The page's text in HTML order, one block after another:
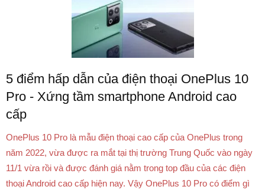
5 điểm hấp dẫn của điện thoại OnePlus 10
Pro - Xứng tầm smartphone Android cao
cấp
OnePlus 10 Pro là mẫu điện thoại cao cấp của OnePlus trong
năm 2022, vừa được ra mắt tại thị trường Trung Quốc vào ngày
11/1 vừa rồi và được đánh giá nằm trong top đầu của các điện
thoại Android cao cấp hiện nay. Vậy OnePlus 10 Pro có điểm gì